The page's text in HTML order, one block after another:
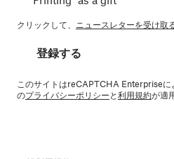
クリックして、 ニュースレターを受け取
登録する
このサイトはreCAPTCHA Enterprise
のプライバシーポリシーと利用規約が適